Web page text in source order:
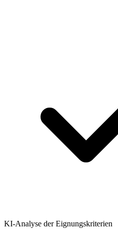
KI-Analyse der Eignungskriterien